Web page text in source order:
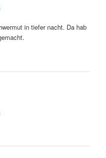
in tiefer nacht. Da hab